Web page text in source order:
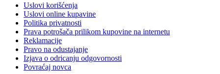
Uslovi korišćenja
Uslovi online kupavine
Politika privatnosti
Prava potrošača prilikom kupovine na internetu
Reklamacije
Pravo na odustajanje
Izjava o odricanju odgovornosti
Povraćaj novca